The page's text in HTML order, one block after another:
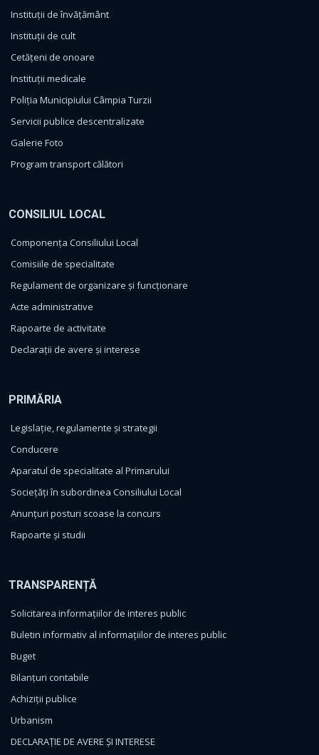
Instituții de învățământ
Instituții de cult
Cetățeni de onoare
Instituții medicale
Poliția Municipiului Câmpia Turzii
Servicii publice descentralizate
Galerie Foto
Program transport călători
CONSILIUL LOCAL
Componența Consiliului Local
Comisiile de specialitate
Regulament de organizare și funcționare
Acte administrative
Rapoarte de activitate
Declarații de avere și interese
PRIMĂRIA
Legislație, regulamente și strategii
Conducere
Aparatul de specialitate al Primarului
Sociețăți în subordinea Consiliului Local
Anunțuri posturi scoase la concurs
Rapoarte și studii
TRANSPARENȚĂ
Solicitarea informațiilor de interes public
Buletin informativ al informațiilor de interes public
Buget
Bilanțuri contabile
Achiziții publice
Urbanism
DECLARAȚIE DE AVERE ȘI INTERESE